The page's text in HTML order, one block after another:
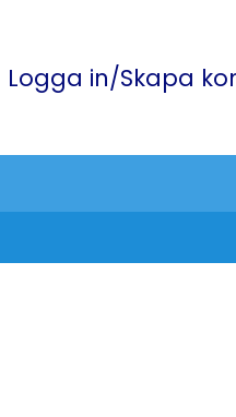
Logga in/Skapa